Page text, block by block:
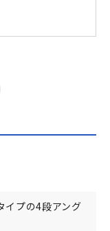
プの4段アング